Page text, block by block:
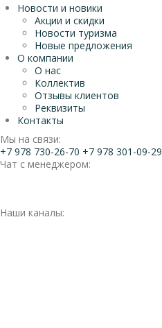
Новости и новики
Акции и скидки
Новости туризма
Новые предложения
О компании
О нас
Коллектив
Отзывы клиентов
Реквизиты
Контакты
Мы на связи:
+7 978 730-26-70 +7 978 301-09-29
Чат с менеджером:
Наши каналы: